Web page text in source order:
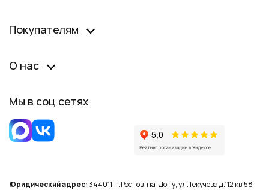
Покупателям
О нас
Мы в соц сетях
Юридический адрес:344011, г.Ростов-на-Дону, ул.Текучева д.112 кв.58